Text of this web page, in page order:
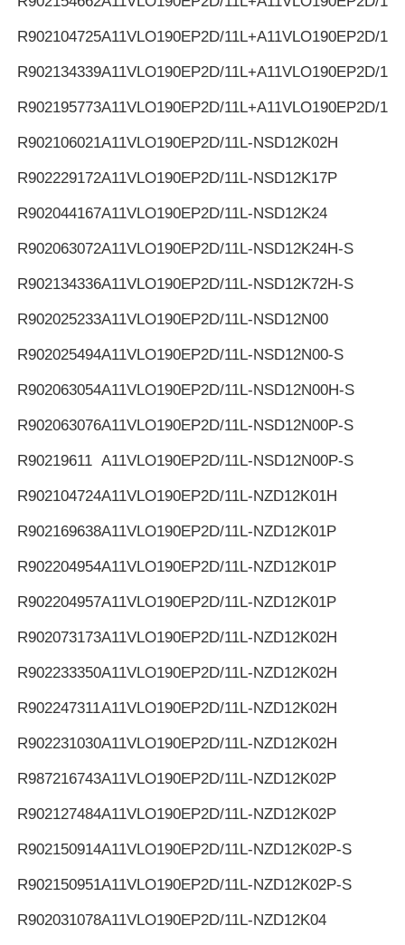
R902104725A11VLO190EP2D/11L+A11VLO190EP2D/11L
R902134339A11VLO190EP2D/11L+A11VLO190EP2D/11L
R902195773A11VLO190EP2D/11L+A11VLO190EP2D/11L
R902106021A11VLO190EP2D/11L-NSD12K02H
R902229172A11VLO190EP2D/11L-NSD12K17P
R902044167A11VLO190EP2D/11L-NSD12K24
R902063072A11VLO190EP2D/11L-NSD12K24H-S
R902134336A11VLO190EP2D/11L-NSD12K72H-S
R902025233A11VLO190EP2D/11L-NSD12N00
R902025494A11VLO190EP2D/11L-NSD12N00-S
R902063054A11VLO190EP2D/11L-NSD12N00H-S
R902063076A11VLO190EP2D/11L-NSD12N00P-S
R90219611 A11VLO190EP2D/11L-NSD12N00P-S
R902104724A11VLO190EP2D/11L-NZD12K01H
R902169638A11VLO190EP2D/11L-NZD12K01P
R902204954A11VLO190EP2D/11L-NZD12K01P
R902204957A11VLO190EP2D/11L-NZD12K01P
R902073173A11VLO190EP2D/11L-NZD12K02H
R902233350A11VLO190EP2D/11L-NZD12K02H
R902247311A11VLO190EP2D/11L-NZD12K02H
R902231030A11VLO190EP2D/11L-NZD12K02H
R987216743A11VLO190EP2D/11L-NZD12K02P
R902127484A11VLO190EP2D/11L-NZD12K02P
R902150914A11VLO190EP2D/11L-NZD12K02P-S
R902150951A11VLO190EP2D/11L-NZD12K02P-S
R902031078A11VLO190EP2D/11L-NZD12K04